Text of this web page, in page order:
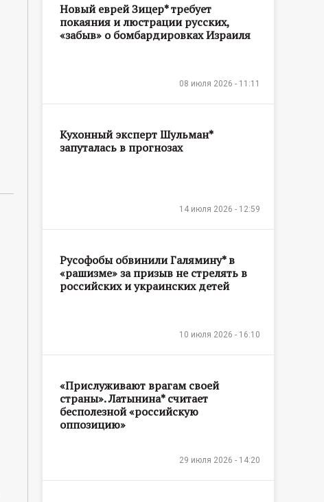
Новый еврей Зицер* требует
покаяния и люстрации русских,
«забыв» о бомбардировках Израиля
08 июля 2026 - 11:11
Кухонный эксперт Шульман*
запуталась в прогнозах
14 июля 2026 - 12:59
Русофобы обвинили Галямину* в
«рашизме» за призыв не стрелять в
российских и украинских детей
10 июля 2026 - 16:10
«Прислуживают врагам своей
страны». Латынина* считает
бесполезной «российскую
оппозицию»
29 июля 2026 - 14:20